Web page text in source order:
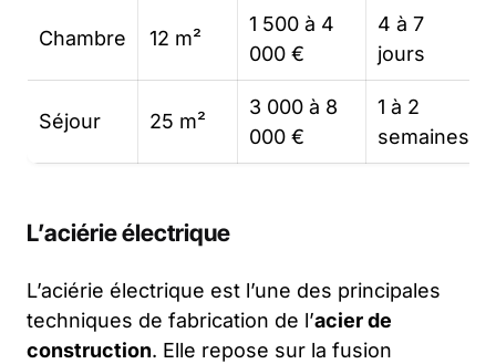
Chambre 12 m²
1 500 à 4
000 €
4 à 7
jours
Séjour 25 m²
3 000 à 8
000 €
1 à 2
semaines
L’aciérie électrique
L’aciérie électrique est l’une des principales
techniques de fabrication de l’acier de
construction. Elle repose sur la fusion